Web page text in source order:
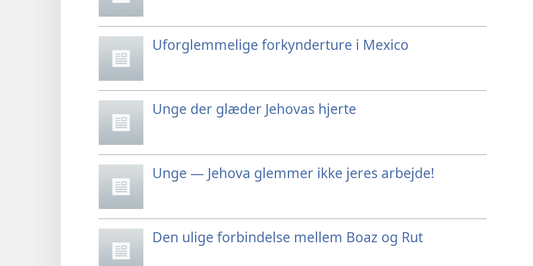
Uforglemmelige forkynderture i Mexico
Unge der glæder Jehovas hjerte
Unge — Jehova glemmer ikke jeres arbejde!
Den ulige forbindelse mellem Boaz og Rut